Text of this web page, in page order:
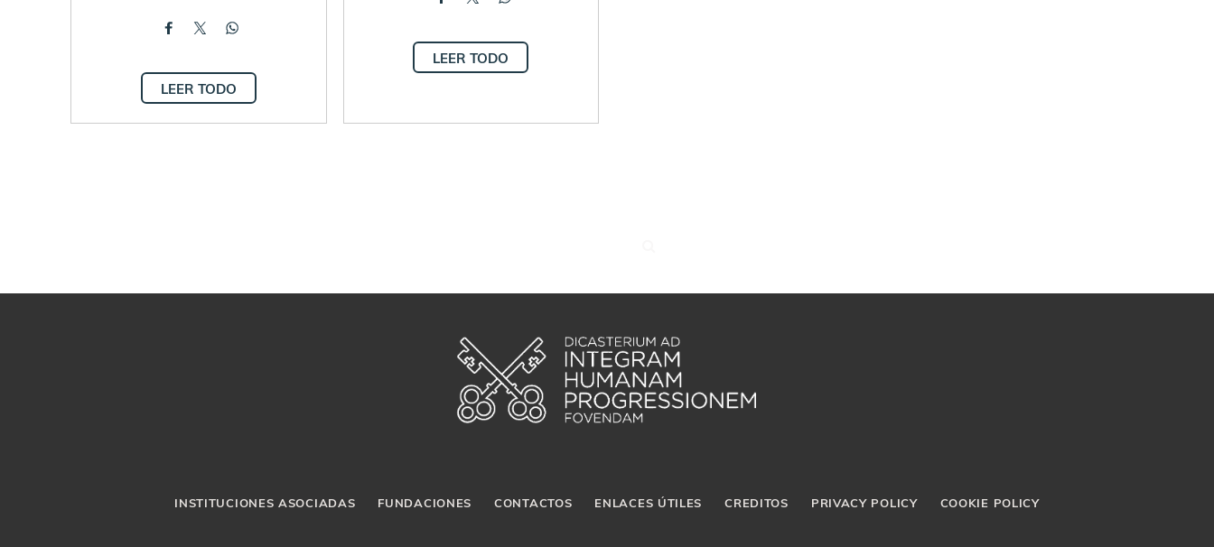
LEER TODO
LEER TODO
INSTITUCIONES ASOCIADAS FUNDACIONES CONTACTOS ENLACES ÚTILES CREDITOS PRIVACY POLICY COOKIE POLICY